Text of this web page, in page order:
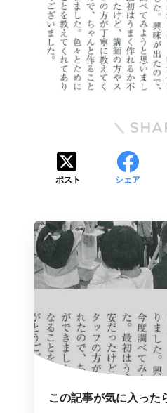
ポスト シェア
この記事が気に入った